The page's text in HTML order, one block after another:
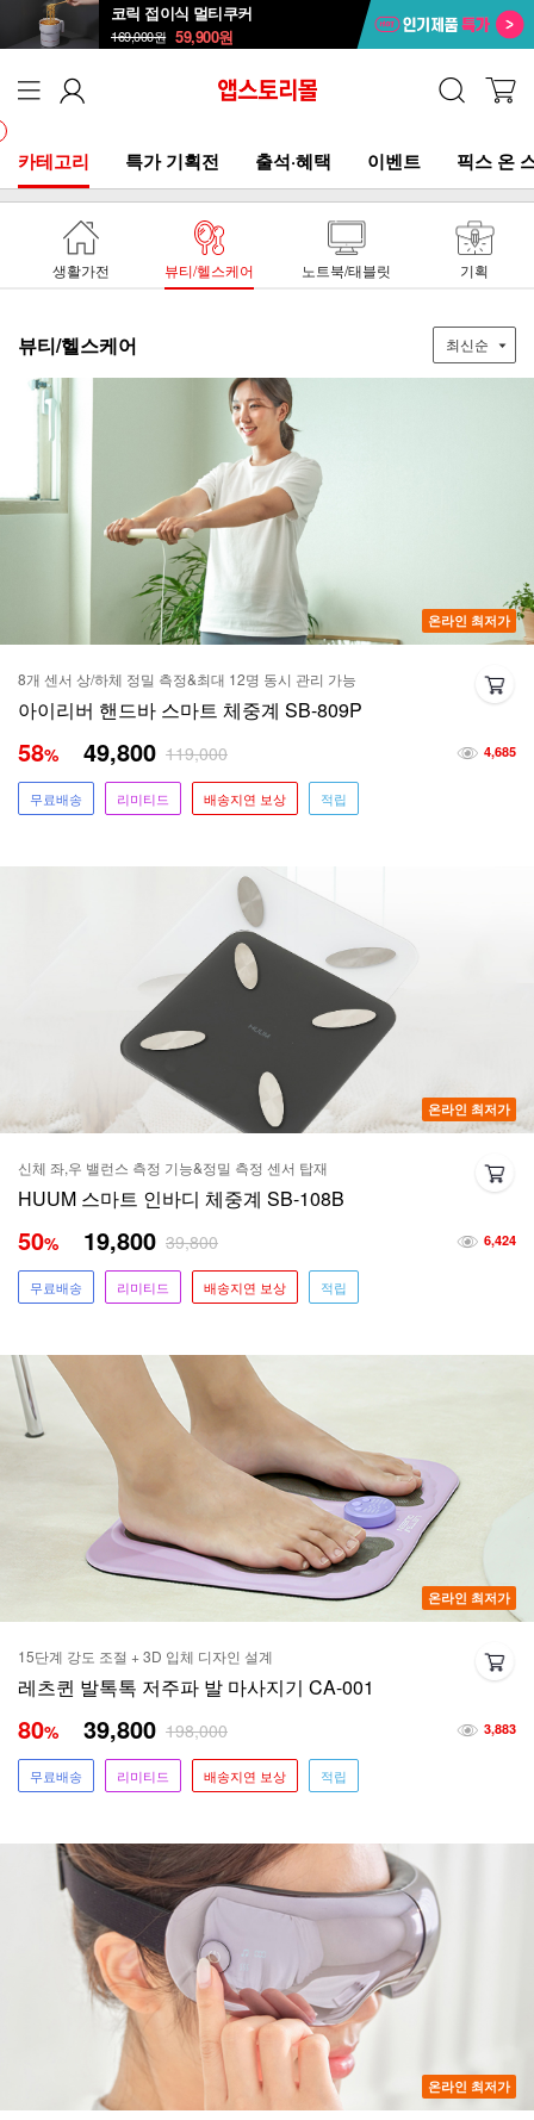
코릭 접이식 멀티쿠커
169,000원 59,900원
카테고리 특가 기획전 출석·혜택 이벤트 픽스 온
생활가전 뷰티/헬스케어 노트북/태블릿 기획
뷰티/헬스케어
온라인 최저가
8개 센서 상/하체 정밀 측정&최대 12명 동시 관리 가능
아이리버 핸드바 스마트 체중계 SB-809P
4,685
58% 49,800 119,000
무료배송 리미티드 배송지연 보상 적립
온라인 최저가
신체 좌,우 밸런스 측정 기능&정밀 측정 센서 탑재
HUUM 스마트 인바디 체중계 SB-108B
6,424
50% 19,800 39,800
무료배송 리미티드 배송지연 보상 적립
온라인 최저가
15단계 강도 조절 + 3D 입체 디자인 설계
레츠퀸 발톡톡 저주파 발 마사지기 CA-001
3,883
80% 39,800 198,000
무료배송 리미티드 배송지연 보상 적립
온라인 최저가